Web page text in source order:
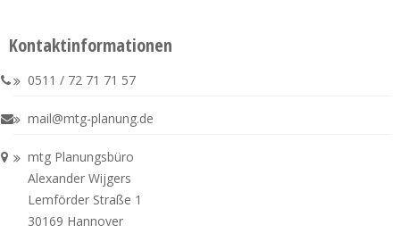
Kontaktinformationen
0511 / 72 71 71 57
mail@mtg-planung.de
mtg Planungsbüro
Alexander Wijgers
Lemförder Straße 1
30169 Hannover